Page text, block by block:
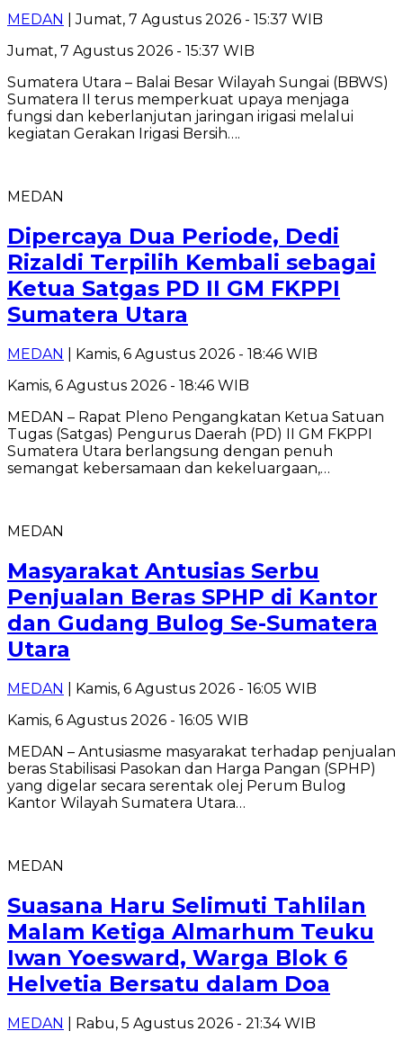
MEDAN
| Jumat, 7 Agustus 2026 - 15:37 WIB
Jumat, 7 Agustus 2026 - 15:37 WIB
Sumatera Utara – Balai Besar Wilayah Sungai (BBWS)
Sumatera II terus memperkuat upaya menjaga
fungsi dan keberlanjutan jaringan irigasi melalui
kegiatan Gerakan Irigasi Bersih….
MEDAN
Dipercaya Dua Periode, Dedi
Rizaldi Terpilih Kembali sebagai
Ketua Satgas PD II GM FKPPI
Sumatera Utara
MEDAN
| Kamis, 6 Agustus 2026 - 18:46 WIB
Kamis, 6 Agustus 2026 - 18:46 WIB
MEDAN – Rapat Pleno Pengangkatan Ketua Satuan
Tugas (Satgas) Pengurus Daerah (PD) II GM FKPPI
Sumatera Utara berlangsung dengan penuh
semangat kebersamaan dan kekeluargaan,…
MEDAN
Masyarakat Antusias Serbu
Penjualan Beras SPHP di Kantor
dan Gudang Bulog Se-Sumatera
Utara
MEDAN
| Kamis, 6 Agustus 2026 - 16:05 WIB
Kamis, 6 Agustus 2026 - 16:05 WIB
MEDAN – Antusiasme masyarakat terhadap penjualan
beras Stabilisasi Pasokan dan Harga Pangan (SPHP)
yang digelar secara serentak olej Perum Bulog
Kantor Wilayah Sumatera Utara…
MEDAN
Suasana Haru Selimuti Tahlilan
Malam Ketiga Almarhum Teuku
Iwan Yoesward, Warga Blok 6
Helvetia Bersatu dalam Doa
MEDAN | Rabu, 5 Agustus 2026 - 21:34 WIB